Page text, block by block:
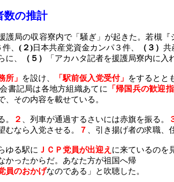
数の推計
護局の収容寮内で「騒ぎ」が起きた。若槻
件、( ２)日本共産党資金カンパ３件、 （３） 共
に、
（５） 「アカハタ記者を援護局寮内に入
所」 を設け、 「駅前仮入党受付」 をするとと
書記局は各地方組織あてに 「帰国兵の歓迎指
その内容を載せている。
。 ２ 、列車が通過するさいには赤旗を振る。
むなら入党させる。
７ 、引き揚げ者の求職、
ゆる駅に ＪＣＰ党員が出迎え に来ているのを
かったからだ。あなた方が祖国へ帰
員のおかげなのである」と吹聴した。